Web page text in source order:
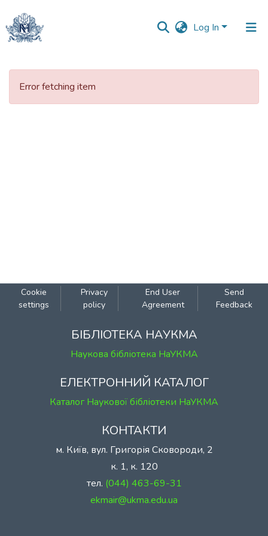
Log In
Communities
Error fetching item
Cookie
settings
Privacy
policy
End User
Agreement
Send
Feedback
БІБЛІОТЕКА НАУКМА
Наукова бібліотека НаУКМА
ЕЛЕКТРОННИЙ КАТАЛОГ
Каталог Наукової бібліотеки НаУКМА
КОНТАКТИ
м. Київ, вул. Григорія Сковороди, 2
к. 1, к. 120
тел. (044) 463-69-31
ekmair@ukma.edu.ua